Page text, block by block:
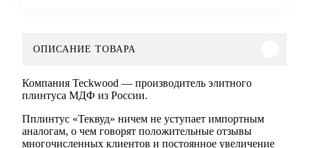
ОПИСАНИЕ ТОВАРА
Компания Teckwood — производитель элитного
плинтуса МДФ из России.
Пплинтус «Теквуд» ничем не уступает импортным
аналогам, о чем говорят положительные отзывы
многочисленных клиентов и постоянное увеличение